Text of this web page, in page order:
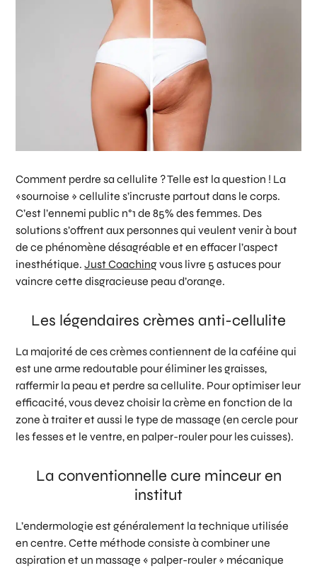
Comment perdre sa cellulite ? Telle est la question ! La
«sournoise » cellulite s’incruste partout dans le corps.
C’est l’ennemi public n°1 de 85% des femmes. Des
solutions s’offrent aux personnes qui veulent venir à bout
de ce phénomène désagréable et en effacer l’aspect
inesthétique.Just Coachingvous livre 5 astuces pour
vaincre cette disgracieuse peau d’orange.
Les légendaires crèmes anti-cellulite
La majorité de ces crèmes contiennent de la caféine qui
est une arme redoutable pour éliminer les graisses,
raffermir la peau et perdre sa cellulite. Pour optimiser leur
efficacité, vous devez choisir la crème en fonction de la
zone à traiter et aussi le type de massage (en cercle pour
les fesses et le ventre, en palper-rouler pour les cuisses).
La conventionnelle cure minceur en
institut
L’endermologie est généralement la technique utilisée
en centre. Cette méthode consiste à combiner une
aspiration et un massage « palper-rouler » mécanique